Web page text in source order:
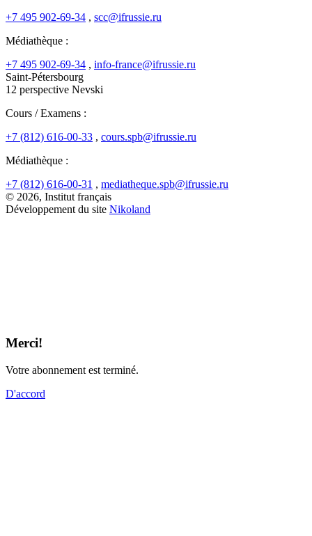
+7 495 902-69-34 , scc@ifrussie.ru
Médiathèque :
+7 495 902-69-34 , info-france@ifrussie.ru
Saint-Pétersbourg
12 perspective Nevski
Cours / Examens :
+7 (812) 616-00-33 , cours.spb@ifrussie.ru
Médiathèque :
+7 (812) 616-00-31 , mediatheque.spb@ifrussie.ru
© 2026, Institut français
Développement du site Nikoland
Merci!
Votre abonnement est terminé.
D'accord